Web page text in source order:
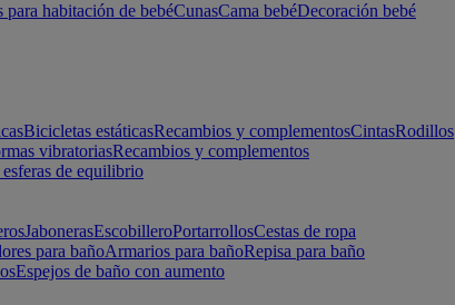
para habitación de bebéCunasCama bebéDecoración bebé
Bicicletas estáticasRecambios y complementosCintasRodillos
vibratoriasRecambios y complementos
de equilibrio
JabonerasEscobilleroPortarrollosCestas de ropa
para bañoArmarios para bañoRepisa para baño
Espejos de baño con aumento